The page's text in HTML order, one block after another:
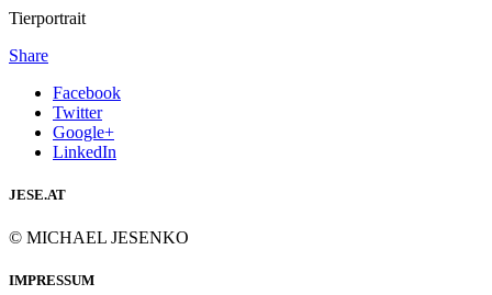
Tierportrait
Share
Facebook
Twitter
Google+
LinkedIn
JESE.AT
© MICHAEL JESENKO
IMPRESSUM